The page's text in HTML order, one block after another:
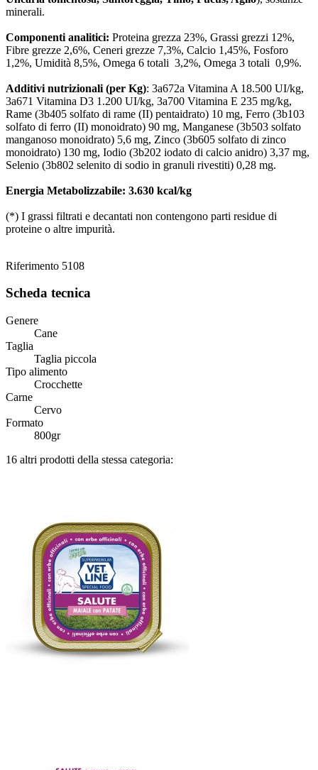
minerali.
Componenti analitici: Proteina grezza 23%, Grassi grezzi 12%,
Fibre grezze 2,6%, Ceneri grezze 7,3%, Calcio 1,45%, Fosforo
1,2%, Umidità 8,5%, Omega 6 totali 3,2%, Omega 3 totali 0,9%.
Additivi nutrizionali (per Kg): 3a672a Vitamina A 18.500 UI/kg,
3a671 Vitamina D3 1.200 UI/kg, 3a700 Vitamina E 235 mg/kg,
Rame (3b405 solfato di rame (II) pentaidrato) 10 mg, Ferro (3b103
solfato di ferro (II) monoidrato) 90 mg, Manganese (3b503 solfato
manganoso monoidrato) 5,6 mg, Zinco (3b605 solfato di zinco
monoidrato) 130 mg, Iodio (3b202 iodato di calcio anidro) 3,37 mg,
Selenio (3b802 selenito di sodio in granuli rivestiti) 0,28 mg.
Energia Metabolizzabile: 3.630 kcal/kg
(*) I grassi filtrati e decantati non contengono parti residue di
proteine o altre impurità.
Riferimento 5108
Scheda tecnica
Genere
Cane
Taglia
Taglia piccola
Tipo alimento
Crocchette
Carne
Cervo
Formato
800gr
16 altri prodotti della stessa categoria: